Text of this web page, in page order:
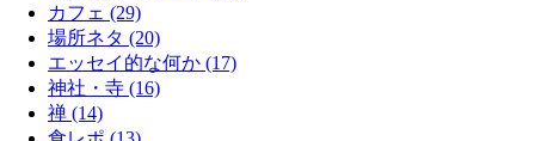
カフェ (29)
場所ネタ (20)
エッセイ的な何か (17)
神社・寺 (16)
禅 (14)